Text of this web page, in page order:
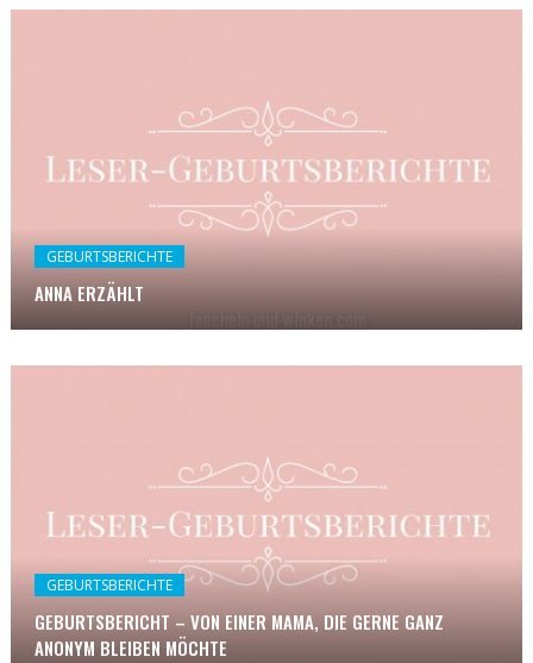
GEBURTSBERICHTE
ANNA ERZÄHLT
GEBURTSBERICHTE
GEBURTSBERICHT – VON EINER MAMA, DIE GERNE GANZ
ANONYM BLEIBEN MÖCHTE